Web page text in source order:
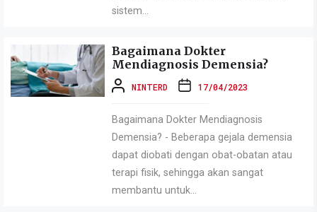
sistem...
Bagaimana Dokter
Mendiagnosis Demensia?
NINTERD 17/04/2023
Bagaimana Dokter Mendiagnosis
Demensia? - Beberapa gejala demensia
dapat diobati dengan obat-obatan atau
terapi fisik, sehingga akan sangat
membantu untuk...